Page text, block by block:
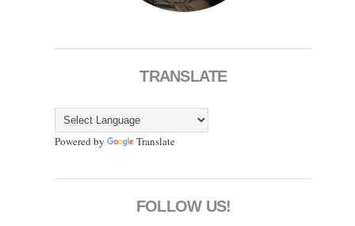
TRANSLATE
Powered by Translate
FOLLOW US!